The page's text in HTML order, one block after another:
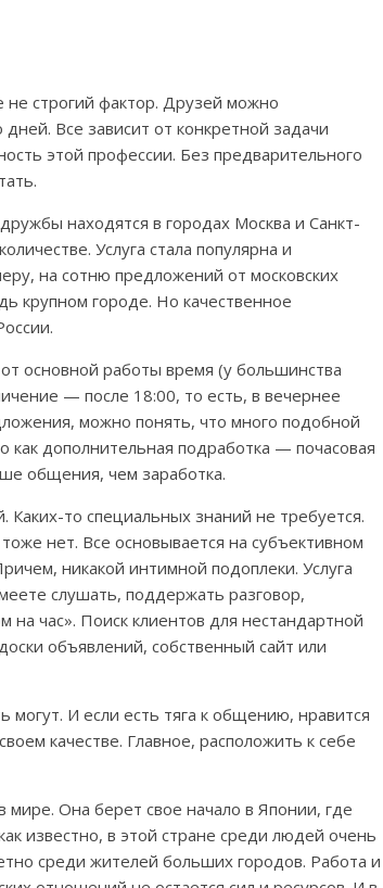
не строгий фактор. Друзей можно
Все зависит от конкретной задачи
этой профессии. Без предварительного
находятся в городах Москва и Санкт-
Услуга стала популярна и
на сотню предложений от московских
крупном городе. Но качественное
основной работы время (у большинства
— после 18:00, то есть, в вечернее
можно понять, что много подобной
дополнительная подработка — почасовая
общения, чем заработка.
то специальных знаний не требуется.
нет. Все основывается на субъективном
никакой интимной подоплеки. Услуга
слушать, поддержать разговор,
час». Поиск клиентов для нестандартной
объявлений, собственный сайт или
могут. И если есть тяга к общению, нравится
качестве. Главное, расположить к себе
мире. Она берет свое начало в Японии, где
известно, в этой стране среди людей очень
среди жителей больших городов. Работа и